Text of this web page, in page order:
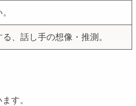
、話し手の想像・推測。
す。